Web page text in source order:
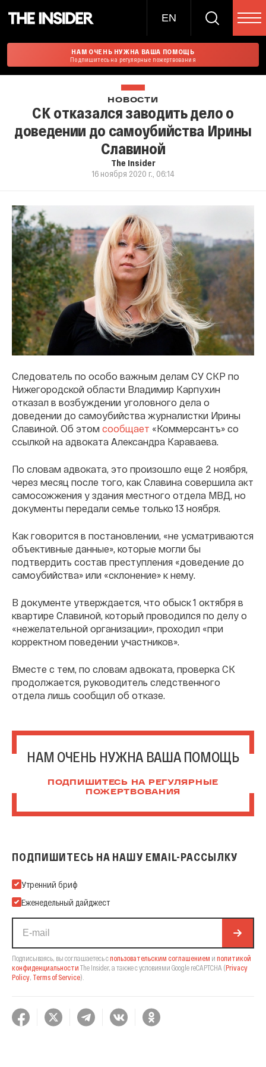
EN
НАМ ОЧЕНЬ НУЖНА ВАША ПОМОЩЬ
Подпишитесь на регулярные пожертвования
НОВОСТИ
СК отказался заводить дело о
доведении до самоубийства Ирины
Славиной
The Insider
16 ноября 2020 г., 06:14
Следователь по особо важным делам СУ СКР по
Нижегородской области Владимир Карпухин
отказал в возбуждении уголовного дела о
доведении до самоубийства журналистки Ирины
Славиной. Об этом сообщает «Коммерсантъ» со
ссылкой на адвоката Александра Караваева.
По словам адвоката, это произошло еще 2 ноября,
через месяц после того, как Славина совершила акт
самосожжения у здания местного отдела МВД, но
документы передали семье только 13 ноября.
Как говорится в постановлении, «не усматриваются
объективные данные», которые могли бы
подтвердить состав преступления «доведение до
самоубийства» или «склонение» к нему.
В документе утверждается, что обыск 1 октября в
квартире Славиной, который проводился по делу о
«нежелательной организации», проходил «при
корректном поведении участников».
Вместе с тем, по словам адвоката, проверка СК
продолжается, руководитель следственного
отдела лишь сообщил об отказе.
НАМ ОЧЕНЬ НУЖНА ВАША ПОМОЩЬ
ПОДПИШИТЕСЬ НА РЕГУЛЯРНЫЕ
ПОЖЕРТВОВАНИЯ
ПОДПИШИТЕСЬ НА НАШУ EMAIL-РАССЫЛКУ
Подпишитесь на нашу Email-рассылку
Утренний бриф
Еженедельный дайджест
Подписываясь, вы соглашаетесь спользовательским соглашением и политикой
конфиденциальности The Insider, а также с условиями Google reCAPTCHA (Privacy
Policy, Terms of Service).